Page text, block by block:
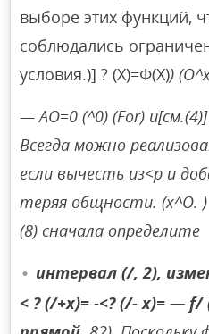
выборе этих функций,
соблюдались
условия.)] ? (Х)=Ф(Х))
— AO=0 (^0) (For)
Всегда можно
если вычесть из<p и
теряя общности. (х^О. )
(8) сначала определите
интервал (/, 2),
< ? (/+х)= -<? (/- x)= —